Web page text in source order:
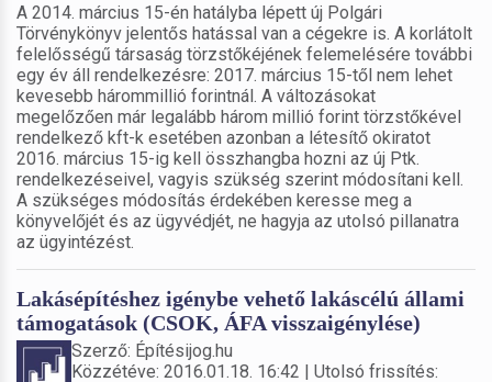
A 2014. március 15-én hatályba lépett új Polgári
Törvénykönyv jelentős hatással van a cégekre is. A korlátolt
felelősségű társaság törzstőkéjének felemelésére további
egy év áll rendelkezésre: 2017. március 15-től nem lehet
kevesebb hárommillió forintnál. A változásokat
megelőzően már legalább három millió forint törzstőkével
rendelkező kft-k esetében azonban a létesítő okiratot
2016. március 15-ig kell összhangba hozni az új Ptk.
rendelkezéseivel, vagyis szükség szerint módosítani kell.
A szükséges módosítás érdekében keresse meg a
könyvelőjét és az ügyvédjét, ne hagyja az utolsó pillanatra
az ügyintézést.
Lakásépítéshez igénybe vehető lakáscélú állami
támogatások (CSOK, ÁFA visszaigénylése)
Szerző: Építésijog.hu
Közzétéve: 2016.01.18. 16:42 | Utolsó frissítés: